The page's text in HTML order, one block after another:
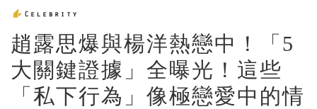
趙露思爆與楊洋熱戀中！「5
大關鍵證據」全曝光！這些
「私下行為」像極戀愛中的情